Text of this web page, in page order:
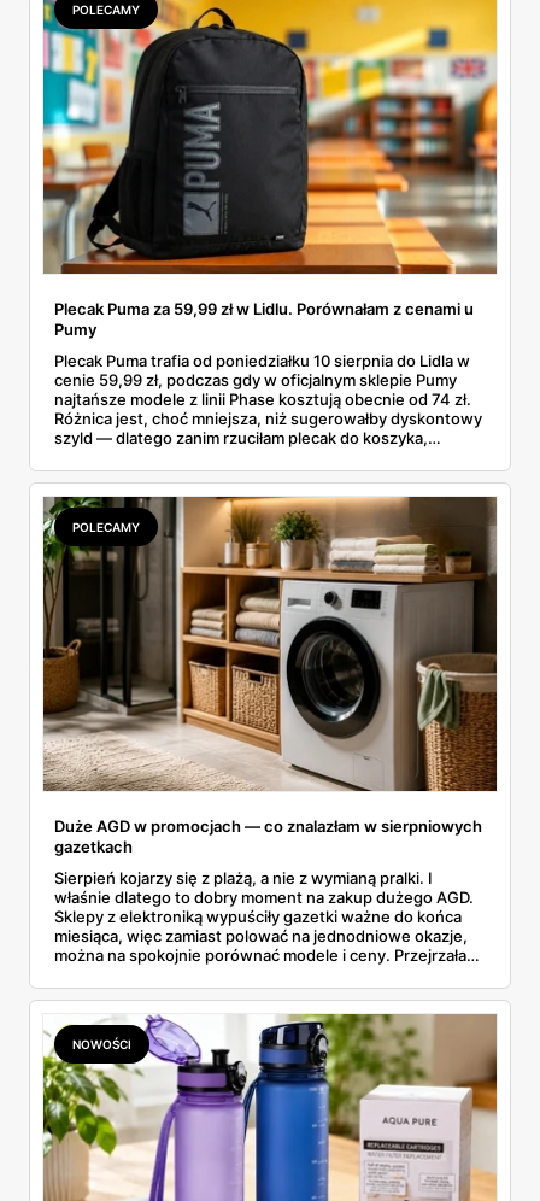
POLECAMY
Plecak Puma za 59,99 zł w Lidlu. Porównałam z cenami u
Pumy
Plecak Puma trafia od poniedziałku 10 sierpnia do Lidla w
cenie 59,99 zł, podczas gdy w oficjalnym sklepie Pumy
najtańsze modele z linii Phase kosztują obecnie od 74 zł.
Różnica jest, choć mniejsza, niż sugerowałby dyskontowy
szyld — dlatego zanim rzuciłam plecak do koszyka,
rozpiska: co dokładnie sprzedaje Lidl, ile kosztują
odpowiedniki u producenta i komu ten zakup naprawdę
się opłaci.
POLECAMY
Duże AGD w promocjach — co znalazłam w sierpniowych
gazetkach
Sierpień kojarzy się z plażą, a nie z wymianą pralki. I
właśnie dlatego to dobry moment na zakup dużego AGD.
Sklepy z elektroniką wypuściły gazetki ważne do końca
miesiąca, więc zamiast polować na jednodniowe okazje,
można na spokojnie porównać modele i ceny. Przejrzałam
znalazłam, z cenami i terminami.
NOWOŚCI